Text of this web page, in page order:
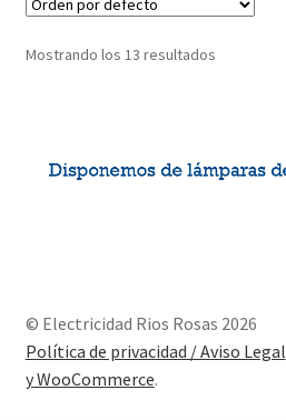
Mostrando los 13 resultados
© Electricidad Rios Rosas 2026
Política de privacidad / Aviso Legal
y WooCommerce.